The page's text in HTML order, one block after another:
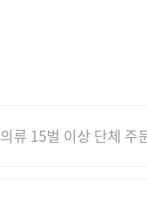
의류 15벌 이상 단체 주